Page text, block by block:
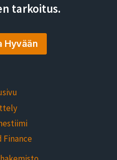
tarkoitus.
Hyvään
Finance